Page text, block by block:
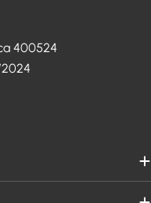
400524
2024